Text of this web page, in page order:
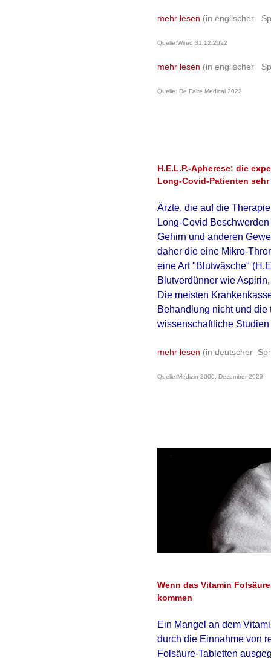
mehr lesen (in englischer
Quelle:Wired,31.12.2022
mehr lesen (in englischer
Quelle: De Faire Medical 2022
H.E.L.P.-Apherese: die
Long-Covid-Patienten
Ärzte, die auf die
Long-Covid Beschwerden
Gehirn und anderen
daher die eine Mikro-
eine Art "Blutwäsche" (
Blutverdünner wieAspirin
Die meisten
Behandlung nicht und die
wissenschaftliche
mehr lesen (in deutscher
Quelle:Medizin 2000, Dezember 2023
Wenn das Vitamin
kommen
Ein Mangel an dem
durch die Einnahme von
Folsäure-Tabletten